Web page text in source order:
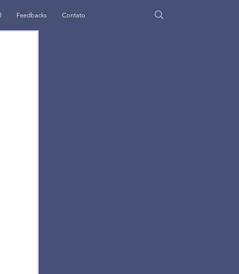
Feedbacks Contato